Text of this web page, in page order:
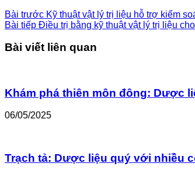
Bài trước Kỹ thuật vật lý trị liệu hỗ trợ kiểm
Bài tiếp Điều trị bằng kỹ thuật vật lý trị liệu
Bài viết liên quan
Khám phá thiên môn đông: Dược
06/05/2025
Trạch tả: Dược liệu quý với nhiều